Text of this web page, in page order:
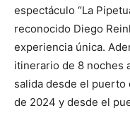
espectáculo “La
reconocido Diego
experiencia única.
itinerario de 8 noches
salida desde el
de 2024 y desde el